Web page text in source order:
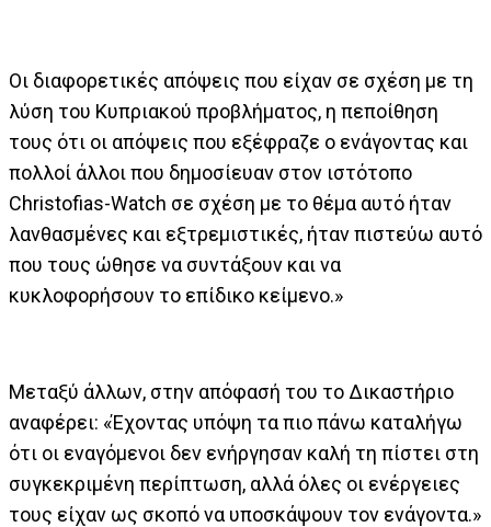
Οι διαφορετικές απόψεις που είχαν σε σχέση με τη
λύση του Κυπριακού προβλήματος, η πεποίθηση
τους ότι οι απόψεις που εξέφραζε ο ενάγοντας και
πολλοί άλλοι που δημοσίευαν στον ιστότοπο
Christofias-Watch σε σχέση με το θέμα αυτό ήταν
λανθασμένες και εξτρεμιστικές, ήταν πιστεύω αυτό
που τους ώθησε να συντάξουν και να
κυκλοφορήσουν το επίδικο κείμενο.»
Μεταξύ άλλων, στην απόφασή του το Δικαστήριο
αναφέρει: «Έχοντας υπόψη τα πιο πάνω καταλήγω
ότι οι εναγόμενοι δεν ενήργησαν καλή τη πίστει στη
συγκεκριμένη περίπτωση, αλλά όλες οι ενέργειες
τους είχαν ως σκοπό να υποσκάψουν τον ενάγοντα.»